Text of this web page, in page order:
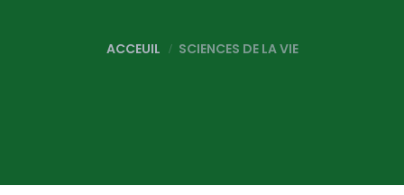
ACCEUIL SCIENCES DE LA VIE